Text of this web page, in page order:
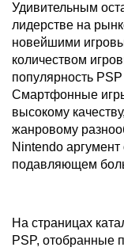
Удивительным
лидерстве на
новейшими
количеством
популярность
Смартфонные
высокому
жанровому
Nintendo
подавляющем
На страницах
PSP, отобранные